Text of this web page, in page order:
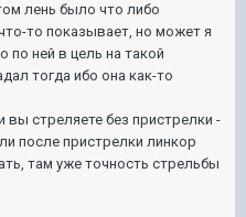
лень было что либо
то показывает, но может я
по ней в цель на такой
тогда ибо она как-то
вы стреляете без пристрелки -
после пристрелки линкор
там уже точность стрельбы